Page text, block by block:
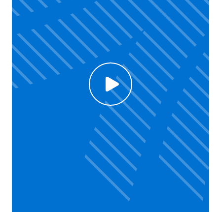
Voir la vidéo
Click to enable Youtube cookies and see content